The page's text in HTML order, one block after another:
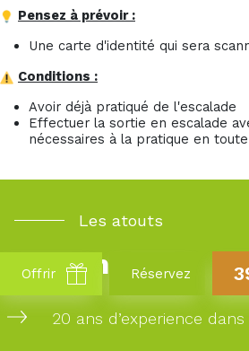
Pensez à prévoir :
Une carte d'identité qui sera
Conditions :
Avoir déjà pratiqué de l'escalade
Effectuer la sortie en escalade
nécessaires à la pratique en
Les atouts
Takamaka
20 ans d’experience
Offrir Réservez